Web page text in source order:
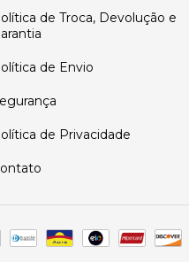
de Troca, Devolução e
de Envio
de Privacidade